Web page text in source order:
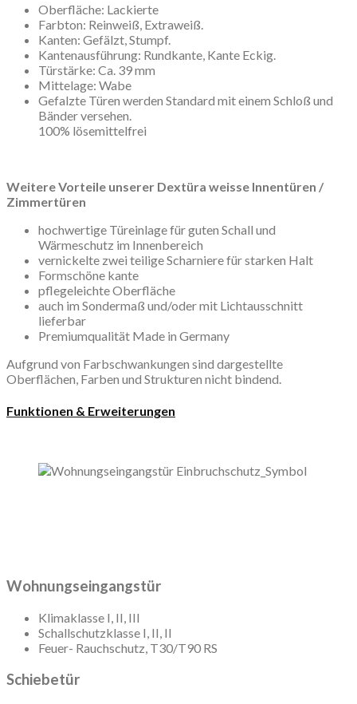
Oberfläche: Lackierte
Farbton: Reinweiß, Extraweiß.
Kanten: Gefälzt, Stumpf.
Kantenausführung: Rundkante, Kante Eckig.
Türstärke: Ca. 39 mm
Mittelage: Wabe
Gefalzte Türen werden Standard mit einem Schloß und
Bänder versehen.
100% lösemittelfrei
Weitere Vorteile unserer Dextüra weisse Innentüren /
Zimmertüren
hochwertige Türeinlage für guten Schall und
Wärmeschutz im Innenbereich
vernickelte zwei teilige Scharniere für starken Halt
Formschöne kante
pflegeleichte Oberfläche
auch im Sondermaß und/oder mit Lichtausschnitt
lieferbar
Premiumqualität Made in Germany
Aufgrund von Farbschwankungen sind dargestellte
Oberflächen, Farben und Strukturen nicht bindend.
Funktionen & Erweiterungen
Wohnungseingangstür
Klimaklasse I, II, III
Schallschutzklasse I, II, II
Feuer- Rauchschutz, T30/T90 RS
Schiebetür